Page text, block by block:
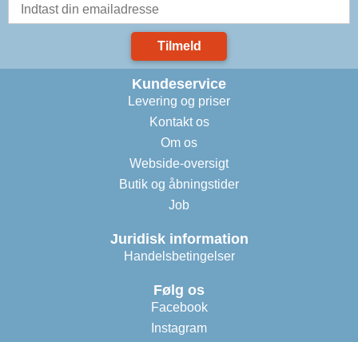
Tilmeld
Kundeservice
Levering og priser
Kontakt os
Om os
Webside-oversigt
Butik og åbningstider
Job
Juridisk information
Handelsbetingelser
Følg os
Facebook
Instagram